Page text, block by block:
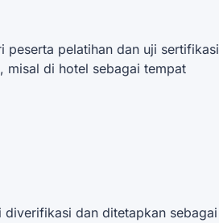
peserta pelatihan dan uji sertifikasi
misal di hotel sebagai tempat
dan ditetapkan sebagai